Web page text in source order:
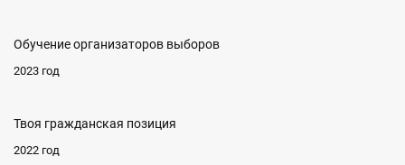
Обучение организаторов выборов
2023 год
Твоя гражданская позиция
2022 год